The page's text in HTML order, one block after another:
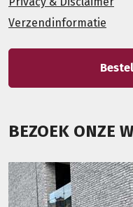
Verzendinformatie
BEZOEK ONZE